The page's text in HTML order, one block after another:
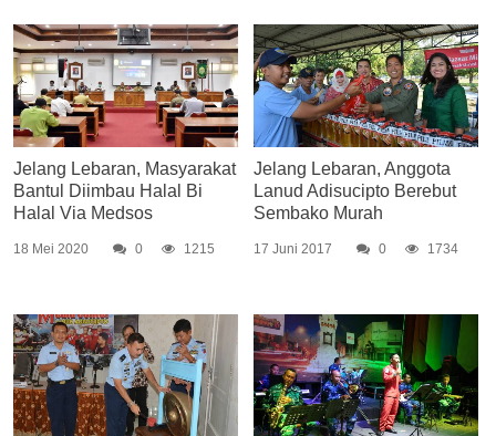
Jelang Lebaran, Masyarakat
Bantul Diimbau Halal Bi
Halal Via Medsos
18 Mei 2020 0 1215
Jelang Lebaran, Anggota
Lanud Adisucipto Berebut
Sembako Murah
17 Juni 2017 0 1734